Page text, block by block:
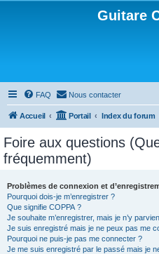
Guitare
FAQ Nous contacter
Accueil Portail Index du forum
Foire aux questions
fréquemment)
Problèmes de connexion et
Pourquoi dois-je m’enregistrer ?
Que signifie COPPA ?
Je souhaite m’enregistrer, mais je n’y
Je suis enregistré mais je ne peux pas me
Pourquoi ne puis-je pas me connecter ?
Je me suis enregistré par le passé mais je